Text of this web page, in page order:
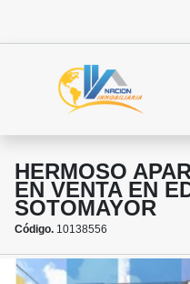
HERMOSO
EN VENTA EN
SOTOMAYOR
Código. 10138556